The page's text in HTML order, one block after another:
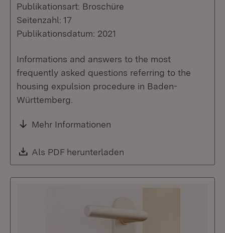
Publikationsart: Broschüre
Seitenzahl: 17
Publikationsdatum: 2021
Informations and answers to the most
frequently asked questions referring to the
housing expulsion procedure in Baden-
Württemberg.
Mehr Informationen
Download:
Als PDF herunterladen